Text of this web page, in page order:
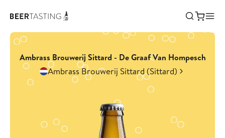
Ambrass Brouwerij Sittard - De Graaf Van Hompesch
Ambrass Brouwerij Sittard (Sittard)